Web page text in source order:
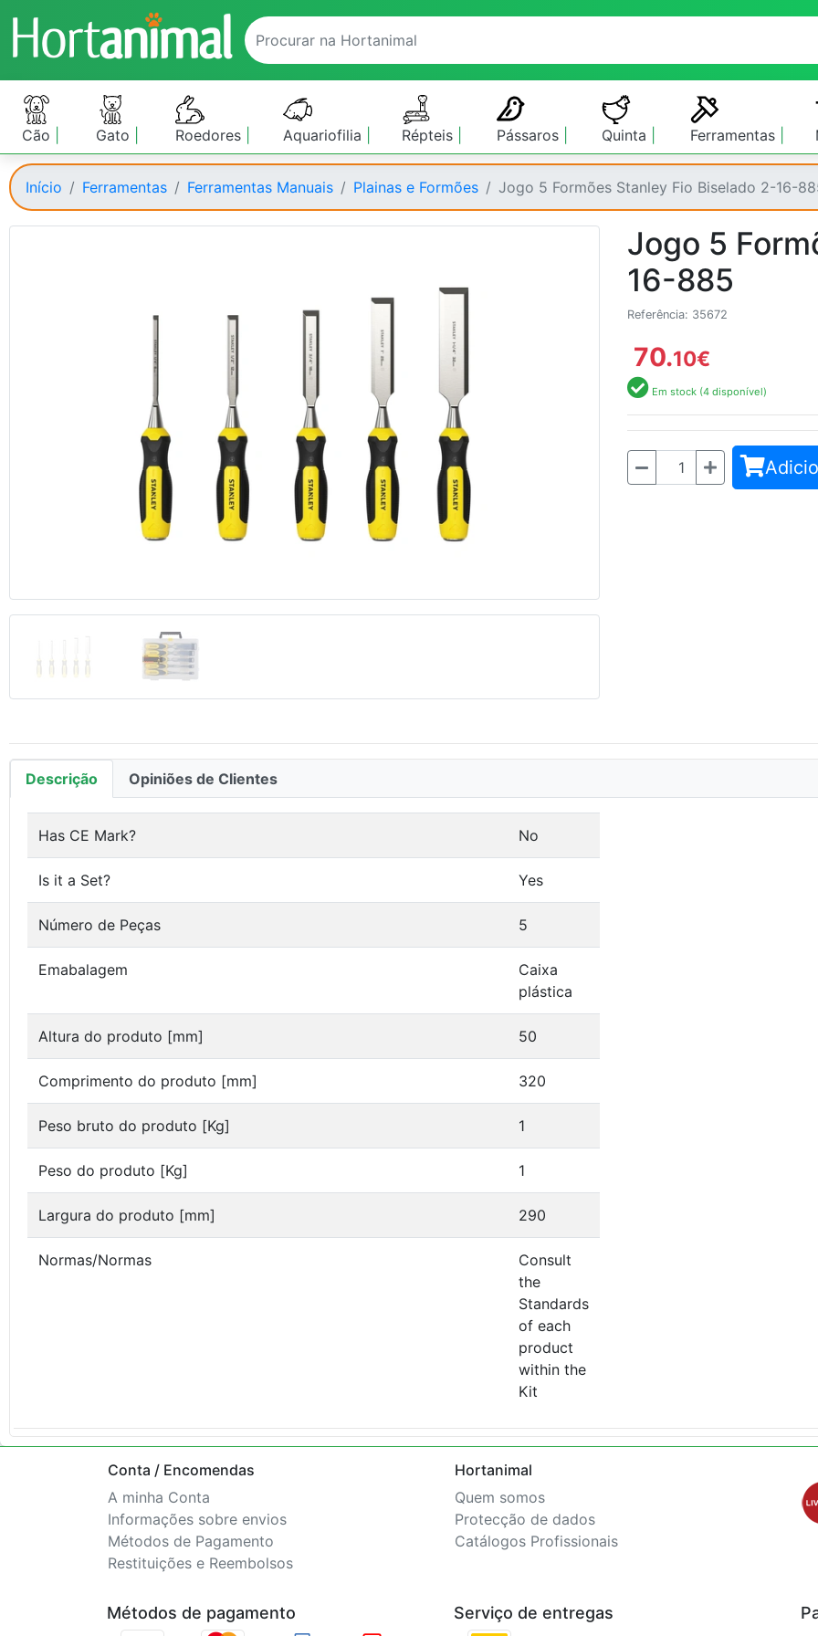
Cão Gato Roedores Aquariofilia Répteis Pássaros Quinta Ferramentas
Início Ferramentas Ferramentas Manuais Plainas e Formões Jogo 5 Formões Stanley Fio Biselado 2-16-
Jogo 5
16-885
Referência: 35672
70.10€
Em stock (4 disponível)
Quantidade
Descrição Opiniões de Clientes
Has CE Mark? No
Is it a Set? Yes
Número de Peças 5
Emabalagem
Caixa
plástica
Altura do produto [mm] 50
Comprimento do produto [mm] 320
Peso bruto do produto [Kg] 1
Peso do produto [Kg] 1
Largura do produto [mm] 290
Normas/Normas
Consult
the
Standards
of each
product
within the
Kit
Conta / Encomendas
A minha Conta
Informações sobre envios
Métodos de Pagamento
Restituições e Reembolsos
Hortanimal
Quem somos
Protecção de dados
Catálogos Profissionais
Métodos de pagamento Serviço de entregas